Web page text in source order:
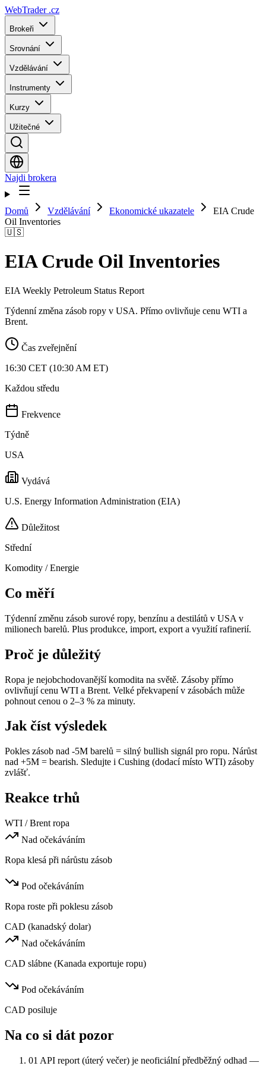
WebTrader .cz
Brokeři
Srovnání
Vzdělávání
Instrumenty
Kurzy
Užitečné
Najdi brokera
Domů Vzdělávání Ekonomické ukazatele
EIA Crude
Oil Inventories
🇺🇸
EIA Crude Oil Inventories
EIA Weekly Petroleum Status Report
Týdenní změna zásob ropy v USA. Přímo ovlivňuje cenu WTI a
Brent.
Čas zveřejnění
16:30 CET (10:30 AM ET)
Každou středu
Frekvence
Týdně
USA
Vydává
U.S. Energy Information Administration (EIA)
Důležitost
Střední
Komodity / Energie
Co měří
Týdenní změnu zásob surové ropy, benzínu a destilátů v USA v
milionech barelů. Plus produkce, import, export a využití rafinerií.
Proč je důležitý
Ropa je nejobchodovanější komodita na světě. Zásoby přímo
ovlivňují cenu WTI a Brent. Velké překvapení v zásobách může
pohnout cenou o 2–3 % za minuty.
Jak číst výsledek
Pokles zásob nad -5M barelů = silný bullish signál pro ropu. Nárůst
nad +5M = bearish. Sledujte i Cushing (dodací místo WTI) zásoby
zvlášť.
Reakce trhů
WTI / Brent ropa
Nad očekáváním
Ropa klesá při nárůstu zásob
Pod očekáváním
Ropa roste při poklesu zásob
CAD (kanadský dolar)
Nad očekáváním
CAD slábne (Kanada exportuje ropu)
Pod očekáváním
CAD posiluje
Na co si dát pozor
01 API report (úterý večer) je neoficiální předběžný odhad —